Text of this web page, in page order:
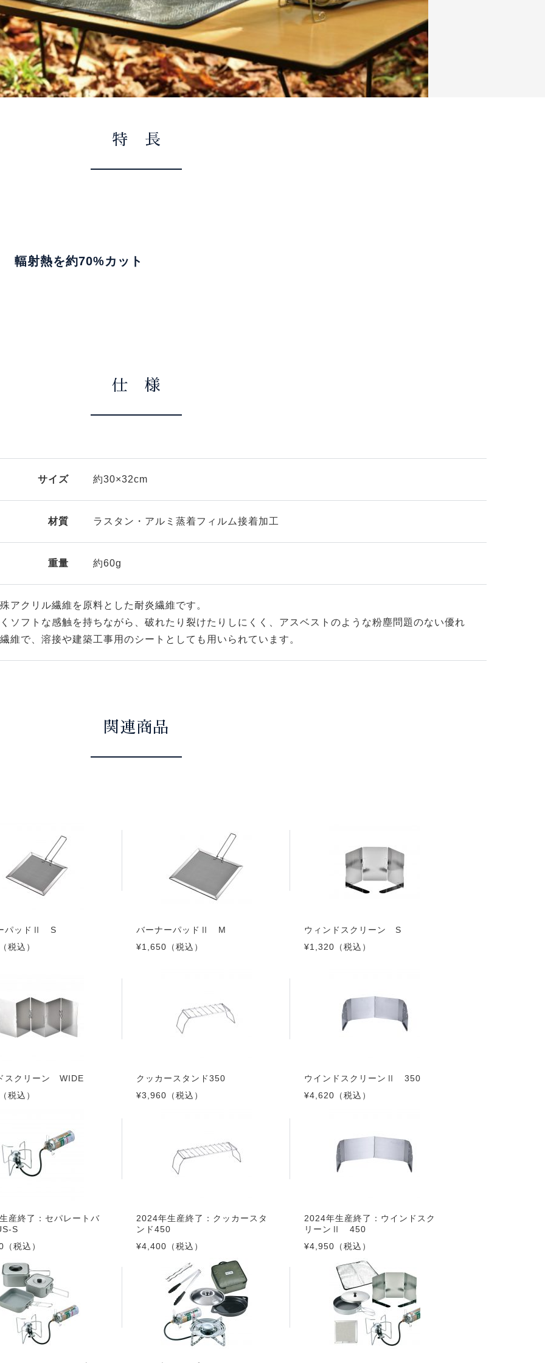
特 長
輻射熱を約70%カット
仕 様
サイズ 約30×32cm
材質 ラスタン・アルミ蒸着フィルム接着加工
重量 約60g
アクリル繊維を原料とした耐炎繊維です。
ソフトな感触を持ちながら、破れたり裂けたりしにくく、アスベストのような粉塵問題のない優れ
維で、溶接や建築工事用のシートとしても用いられています。
関連商品
パッドⅡ S
税込）
バーナーパッドⅡ M
¥1,650 （税込）
ウィンドスクリーン S
¥1,320 （税込）
スクリーン WIDE
税込）
クッカースタンド350
¥3,960 （税込）
ウインドスクリーンⅡ 350
¥4,620 （税込）
産終了：セパレートバ
S
（税込）
2024年生産終了：クッカースタ
ンド450
¥4,400 （税込）
2024年生産終了：ウインドスク
リーンⅡ 450
¥4,950 （税込）